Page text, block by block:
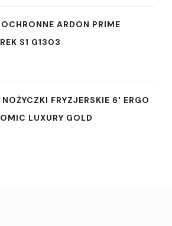
ARDON PRIME
S1 G1303
NOŻYCZKI FRYZJERSKIE 6' ERGO
LUXURY GOLD